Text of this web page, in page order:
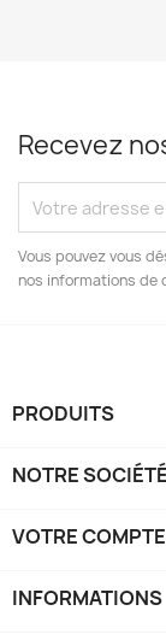
Recevez
Vous pouvez vous
nos informations de
PRODUITS
NOTRE SOCIÉTÉ
VOTRE COMPTE
INFORMATIONS